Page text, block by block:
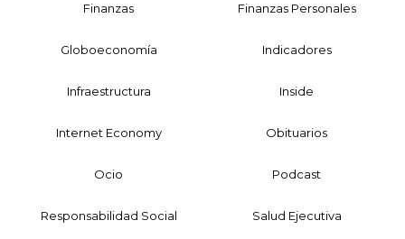
Finanzas Finanzas Personales
Globoeconomía Indicadores
Infraestructura Inside
Internet Economy Obituarios
Ocio Podcast
Responsabilidad Social Salud Ejecutiva